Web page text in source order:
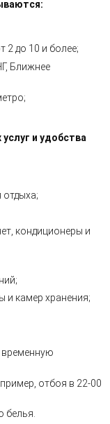
2 до 10 и более;
Ближнее
и удобства
отдыха;
кондиционеры и
и камер хранения;
отбоя в 22-00
белья.